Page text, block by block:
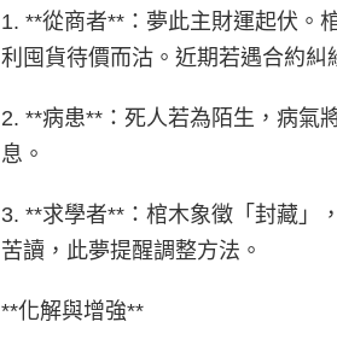
1. **從商者**：夢此主財運起伏。
利囤貨待價而沽。近期若遇合約糾
2. **病患**：死人若為陌生，病氣
息。
3. **求學者**：棺木象徵「封藏」
苦讀，此夢提醒調整方法。
**化解與增強**